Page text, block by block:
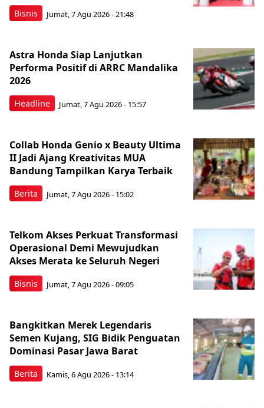
Bisnis Jumat, 7 Agu 2026 - 21:48
Headline
Astra Honda Siap Lanjutkan
Performa Positif di ARRC Mandalika
2026
Jumat, 7 Agu 2026 - 15:57
Berita
Collab Honda Genio x Beauty Ultima
II Jadi Ajang Kreativitas MUA
Bandung Tampilkan Karya Terbaik
Jumat, 7 Agu 2026 - 15:02
Bisnis
Telkom Akses Perkuat Transformasi
Operasional Demi Mewujudkan
Akses Merata ke Seluruh Negeri
Jumat, 7 Agu 2026 - 09:05
Berita
Bangkitkan Merek Legendaris
Semen Kujang, SIG Bidik Penguatan
Dominasi Pasar Jawa Barat
Kamis, 6 Agu 2026 - 13:14